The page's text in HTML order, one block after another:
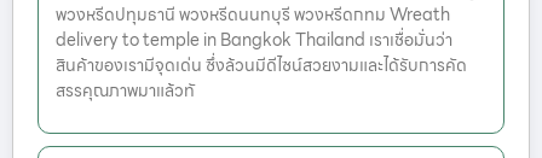
พวงหรีดปทุมธานี พวงหรีดนนทบุรี พวงหรีดกทม Wreath
delivery to temple in Bangkok Thailand เราเชื่อมั่นว่า
สินค้าของเรามีจุดเด่น ซึ่งล้วนมีดีไซน์สวยงามและได้รับการคัด
สรรคุณภาพมาแล้วทั